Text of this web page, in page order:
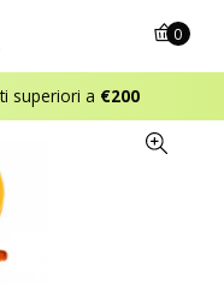
superiori a €200
0